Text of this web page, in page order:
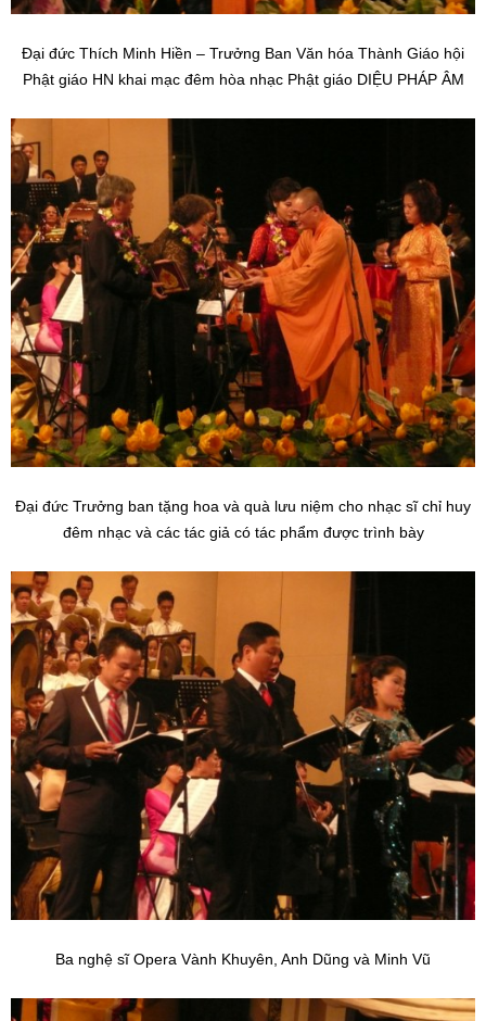
Đại đức Thích Minh Hiền – Trưởng Ban Văn hóa Thành Giáo hội
Phật giáo HN khai mạc đêm hòa nhạc Phật giáo DIỆU PHÁP ÂM
Đại đức Trưởng ban tặng hoa và quà lưu niệm cho nhạc sĩ chỉ huy
đêm nhạc và các tác giả có tác phẩm được trình bày
Ba nghệ sĩ Opera Vành Khuyên, Anh Dũng và Minh Vũ